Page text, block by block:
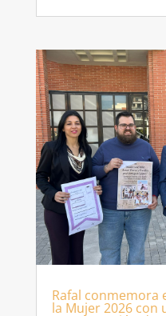
Rafal conmemora
la Mujer 2026 con